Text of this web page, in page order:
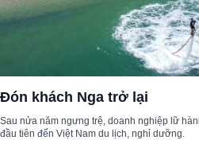
Đón khách Nga trở lại
Sau nửa năm ngưng trệ, doanh nghiệp lữ
đầu tiên đến Việt Nam du lịch, nghỉ dưỡng.